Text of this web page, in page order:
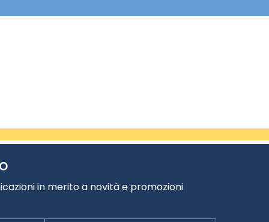
in merito a novità e promozioni